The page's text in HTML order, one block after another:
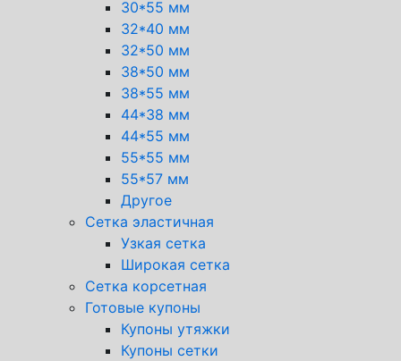
30*55 мм
32*40 мм
32*50 мм
38*50 мм
38*55 мм
44*38 мм
44*55 мм
55*55 мм
55*57 мм
Другое
Сетка эластичная
Узкая сетка
Широкая сетка
Сетка корсетная
Готовые купоны
Купоны утяжки
Купоны сетки